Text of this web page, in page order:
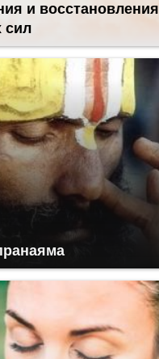
и восстановления
сил